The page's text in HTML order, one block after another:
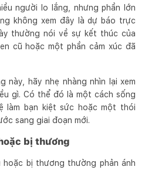
người lo lắng, nhưng phần lớn
không xem đây là dự báo trực
thường nói về sự kết thúc của
cũ hoặc một phần cảm xúc đã
này, hãy nhẹ nhàng nhìn lại xem
gì. Có thể đó là một cách sống
làm bạn kiệt sức hoặc một thói
sang giai đoạn mới.
bị thương
bị thương thường phản ánh